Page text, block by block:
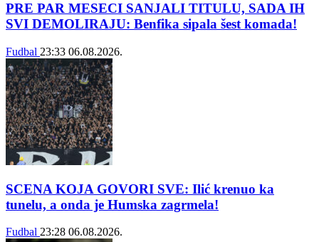
PRE PAR MESECI SANJALI TITULU, SADA IH
SVI DEMOLIRAJU: Benfika sipala šest komada!
Fudbal 23:33 06.08.2026.
SCENA KOJA GOVORI SVE: Ilić krenuo ka
tunelu, a onda je Humska zagrmela!
Fudbal 23:28 06.08.2026.